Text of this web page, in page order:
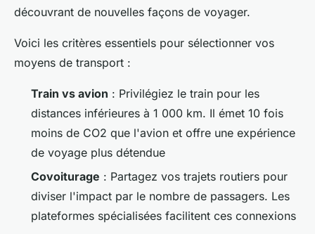
découvrant de nouvelles façons de voyager.
Voici les critères essentiels pour sélectionner vos
moyens de transport :
Train vs avion : Privilégiez le train pour les
distances inférieures à 1 000 km. Il émet 10 fois
moins de CO2 que l'avion et offre une expérience
de voyage plus détendue
Covoiturage : Partagez vos trajets routiers pour
diviser l'impact par le nombre de passagers. Les
plateformes spécialisées facilitent ces connexions